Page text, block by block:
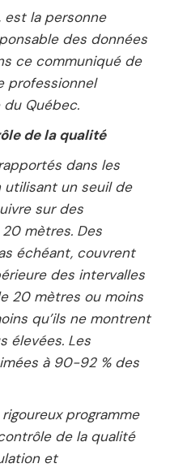
est la personne
des données
ce communiqué de
professionnel
Québec.
de la qualité
dans les
un seuil de
sur des
mètres. Des
échéant, couvrent
des intervalles
20 mètres ou moins
qu’ils ne montrent
élevées. Les
à 90-92 % des
programme
de la qualité
et